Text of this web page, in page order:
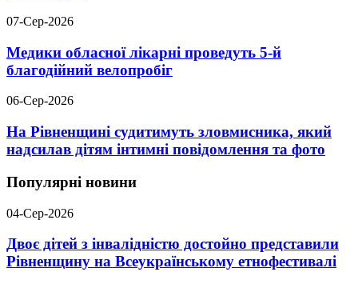
07-Сер-2026
Медики обласної лікарні проведуть 5-й
благодійний велопробіг
06-Сер-2026
На Рівненщині судитимуть зловмисника, який
надсилав дітям інтимні повідомлення та фото
Популярні новини
04-Сер-2026
Двоє дітей з інвалідністю достойно представили
Рівненщину на Всеукраїнському етнофестивалі